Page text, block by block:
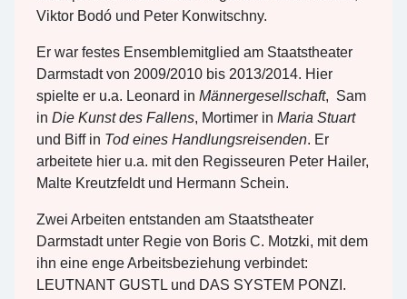
Viktor Bodó und Peter Konwitschny.
Er war festes Ensemblemitglied am Staatstheater
Darmstadt von 2009/2010 bis 2013/2014. Hier
spielte er u.a. Leonard in Männergesellschaft, Sam
in Die Kunst des Fallens, Mortimer in Maria Stuart
und Biff in Tod eines Handlungsreisenden. Er
arbeitete hier u.a. mit den Regisseuren Peter Hailer,
Malte Kreutzfeldt und Hermann Schein.
Zwei Arbeiten entstanden am Staatstheater
Darmstadt unter Regie von Boris C. Motzki, mit dem
ihn eine enge Arbeitsbeziehung verbindet:
LEUTNANT GUSTL und DAS SYSTEM PONZI.